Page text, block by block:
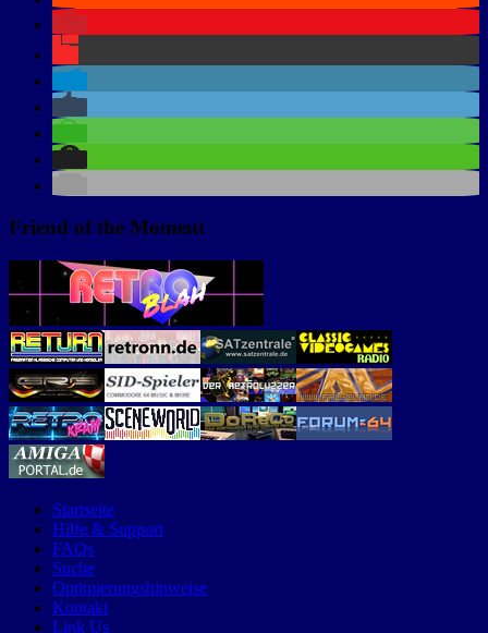
Friend of the Moment
Startseite
Hilfe & Support
FAQs
Suche
Optimierungshinweise
Kontakt
Link Us